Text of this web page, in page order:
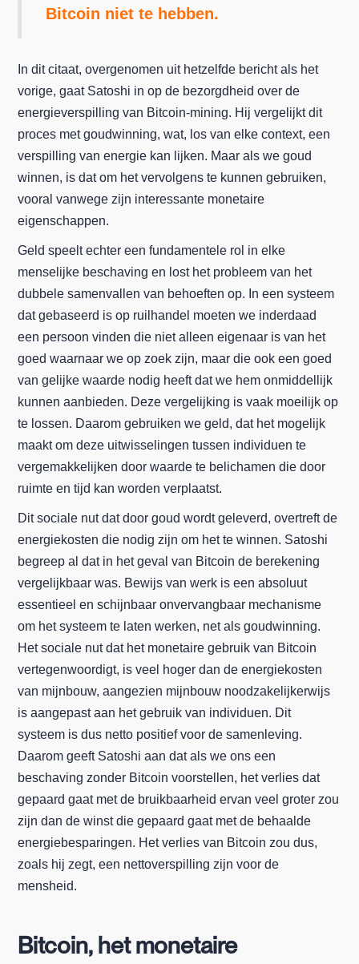
Bitcoin niet te hebben.
In dit citaat, overgenomen uit hetzelfde bericht als het
vorige, gaat Satoshi in op de bezorgdheid over de
energieverspilling van Bitcoin-mining. Hij vergelijkt dit
proces met goudwinning, wat, los van elke context, een
verspilling van energie kan lijken. Maar als we goud
winnen, is dat om het vervolgens te kunnen gebruiken,
vooral vanwege zijn interessante monetaire
eigenschappen.
Geld speelt echter een fundamentele rol in elke
menselijke beschaving en lost het probleem van het
dubbele samenvallen van behoeften op. In een systeem
dat gebaseerd is op ruilhandel moeten we inderdaad
een persoon vinden die niet alleen eigenaar is van het
goed waarnaar we op zoek zijn, maar die ook een goed
van gelijke waarde nodig heeft dat we hem onmiddellijk
kunnen aanbieden. Deze vergelijking is vaak moeilijk op
te lossen. Daarom gebruiken we geld, dat het mogelijk
maakt om deze uitwisselingen tussen individuen te
vergemakkelijken door waarde te belichamen die door
ruimte en tijd kan worden verplaatst.
Dit sociale nut dat door goud wordt geleverd, overtreft de
energiekosten die nodig zijn om het te winnen. Satoshi
begreep al dat in het geval van Bitcoin de berekening
vergelijkbaar was. Bewijs van werk is een absoluut
essentieel en schijnbaar onvervangbaar mechanisme
om het systeem te laten werken, net als goudwinning.
Het sociale nut dat het monetaire gebruik van Bitcoin
vertegenwoordigt, is veel hoger dan de energiekosten
van mijnbouw, aangezien mijnbouw noodzakelijkerwijs
is aangepast aan het gebruik van individuen. Dit
systeem is dus netto positief voor de samenleving.
Daarom geeft Satoshi aan dat als we ons een
beschaving zonder Bitcoin voorstellen, het verlies dat
gepaard gaat met de bruikbaarheid ervan veel groter zou
zijn dan de winst die gepaard gaat met de behaalde
energiebesparingen. Het verlies van Bitcoin zou dus,
zoals hij zegt, een nettoverspilling zijn voor de
mensheid.
Bitcoin, het monetaire